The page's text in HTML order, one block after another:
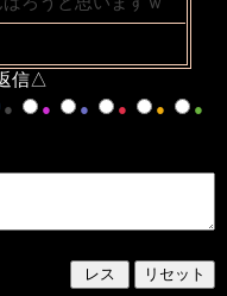
信△
● ● ● ● ●
●